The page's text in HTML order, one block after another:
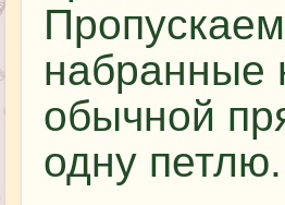
набранные
обычной
одну петлю.